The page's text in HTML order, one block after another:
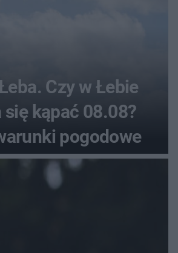
Czy w Łebie
się kąpać 08.08?
pogodowe